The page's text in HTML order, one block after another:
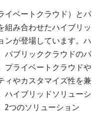
イベートクラウド）とパ
組み合わせたハイブリッ
ンが登場しています。ハ
パブリッククラウドのパ
プライベートクラウドや
ィやカスタマイズ性を兼
ハイブリッドソリューシ
2つのソリューション